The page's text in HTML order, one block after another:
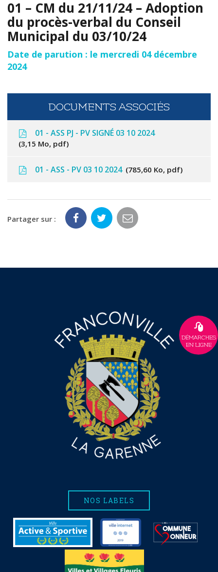
01 – CM du 21/11/24 – Adoption
du procès-verbal du Conseil
Municipal du 03/10/24
Date de parution : le mercredi 04 décembre
2024
DOCUMENTS ASSOCIÉS
01 - ASS PJ - PV SIGNÉ 03 10 2024
3,15 Mo, pdf
01 - ASS - PV 03 10 2024 785,60 Ko, pdf
Partager sur :
NOS LABELS
DÉMARCHES
EN LIGNE